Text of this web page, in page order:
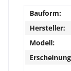
Bauform:
Hersteller:
Modell: